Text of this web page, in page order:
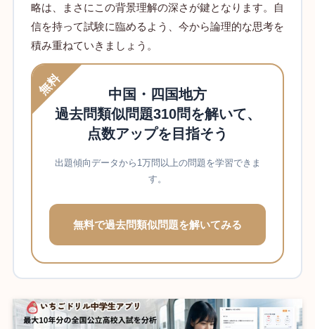
略は、まさにこの背景理解の深さが鍵となります。自
信を持って試験に臨めるよう、今から論理的な思考を
積み重ねていきましょう。
無料
中国・四国地方
過去問類似問題310問を解いて、
点数アップを目指そう
出題傾向データから1万問以上の問題を学習できま
す。
無料で過去問類似問題を解いてみる